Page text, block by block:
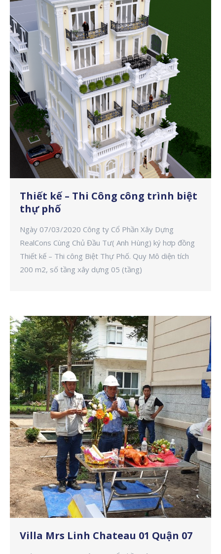
Thiết kế – Thi Công công trình biệt
thự phố
Ngày 07/03/2020 Công ty Cổ Phần Xây Dựng
RealCons Cùng Chủ Đầu Tư( Anh Hùng) ký hơp đồng
Thiết kế – Thi công Biệt Thự Phố. Quy Mô diện tích
200 m2, số tầng xây dựng 05 (tầng)
Villa Mrs Linh Chateau 01 Quận 07